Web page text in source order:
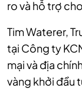
ro và hỗ trợ
Tim Waterer,
tại Công ty
mại và địa
vàng khởi đầu